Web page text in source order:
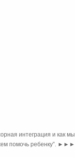
интеграция и как мы
помочь ребенку”. ►►►